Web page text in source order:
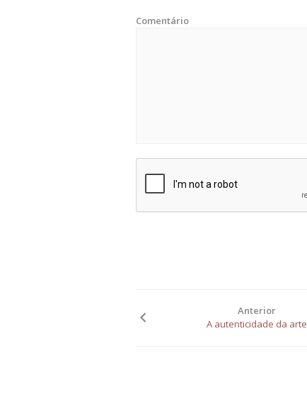
Comentário
Anterior
A autenticidade da arte